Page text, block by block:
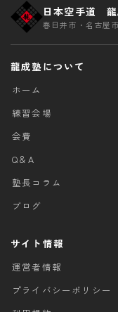
日本空手道
春日井市・名古屋
龍成塾について
ホーム
練習会場
会費
Q＆A
塾長コラム
ブログ
サイト情報
運営者情報
プライバシーポリシー